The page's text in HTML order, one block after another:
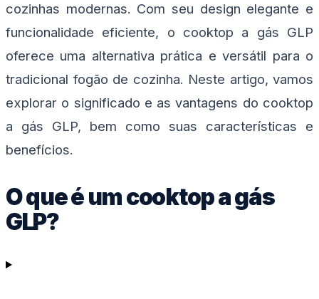
cozinhas modernas. Com seu design elegante e
funcionalidade eficiente, o cooktop a gás GLP
oferece uma alternativa prática e versátil para o
tradicional fogão de cozinha. Neste artigo, vamos
explorar o significado e as vantagens do cooktop
a gás GLP, bem como suas características e
benefícios.
O que é um cooktop a gás
GLP?